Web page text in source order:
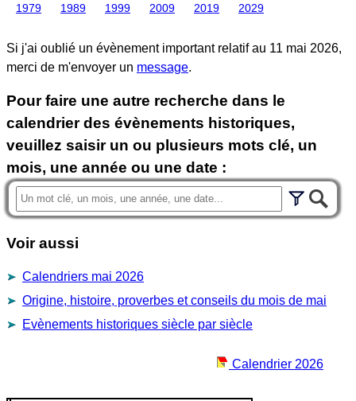
1979
1989
1999
2009
2019
2029
Si j'ai oublié un évènement important relatif au 11 mai 2026,
merci de m'envoyer un message.
Pour faire une autre recherche dans le
calendrier des évènements historiques,
veuillez saisir un ou plusieurs mots clé, un
mois, une année ou une date :
Voir aussi
Calendriers mai 2026
Origine, histoire, proverbes et conseils du mois de mai
Evènements historiques siècle par siècle
Calendrier 2026